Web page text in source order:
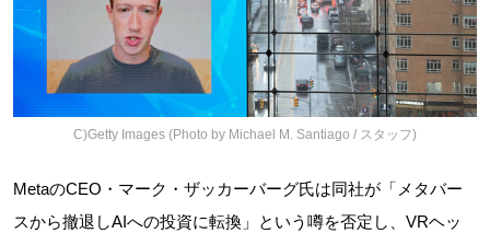
C)Getty Images (Photo by Michael M. Santiago / スタッフ)
MetaのCEO・マーク・ザッカーバーグ氏は同社が「メタバー
スから撤退しAIへの投資に転換」という噂を否定し、VRヘッ